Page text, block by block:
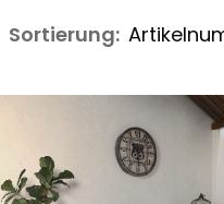
Sortierung: